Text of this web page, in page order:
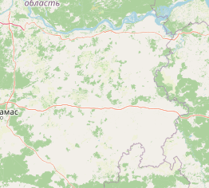
З
Зедазени
Зестафони
Зугдиди
Н
Натанеби
Натахтари
Накалакеви